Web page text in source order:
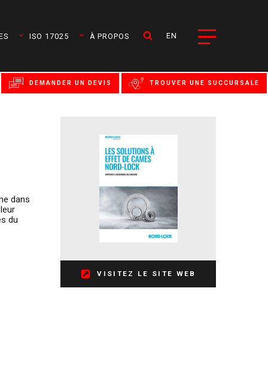
ISO 17025 À PROPOS EN
dans
du
VISITEZ LE SITE WEB
DEMANDER UN DEVIS TROUVER UNE SUCCURSALE